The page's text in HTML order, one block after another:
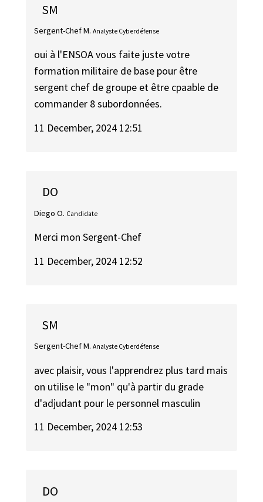
SM
Sergent-Chef M. Analyste Cyberdéfense
oui à l'ENSOA vous faite juste votre
formation militaire de base pour être
sergent chef de groupe et être cpaable de
commander 8 subordonnées.
11 December, 2024 12:51
DO
Diego O. Candidate
Merci mon Sergent-Chef
11 December, 2024 12:52
SM
Sergent-Chef M. Analyste Cyberdéfense
avec plaisir, vous l'apprendrez plus tard mais
on utilise le "mon" qu'à partir du grade
d'adjudant pour le personnel masculin
11 December, 2024 12:53
DO